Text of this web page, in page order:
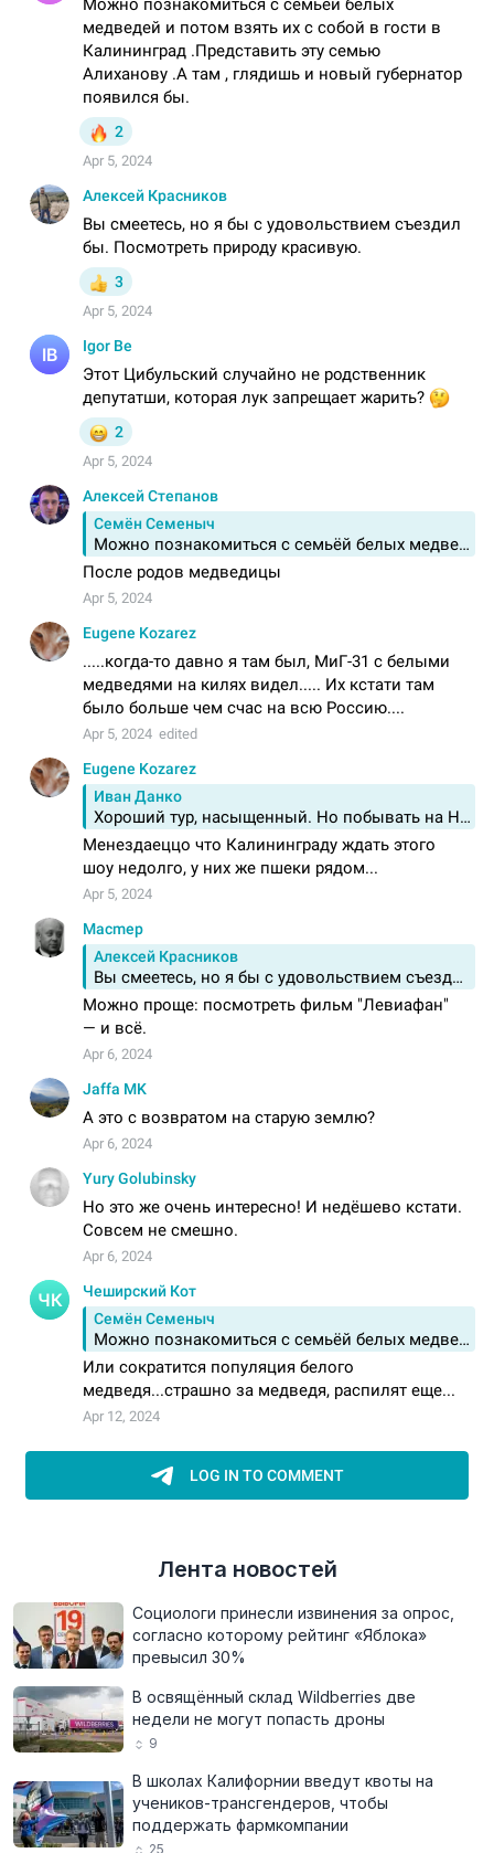
Лента новостей
Социологи принесли извинения за опрос,
согласно которому рейтинг «Яблока»
превысил 30%
В освящённый склад Wildberries две
недели не могут попасть дроны
9
В школах Калифорнии введут квоты на
учеников-трансгендеров, чтобы
поддержать фармкомпании
25